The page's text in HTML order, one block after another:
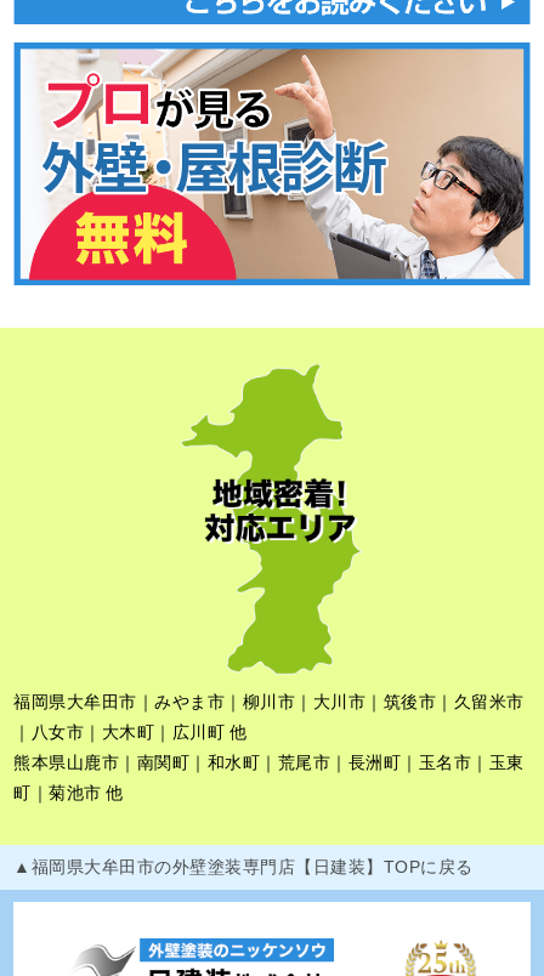
福岡県大牟田市｜みやま市｜柳川市｜大川市｜筑後市｜久留米市
｜八女市｜大木町｜広川町 他
熊本県山鹿市｜南関町｜和水町｜荒尾市｜長洲町｜玉名市｜玉東
町｜菊池市 他
▲福岡県大牟田市の外壁塗装専門店【日建装】TOPに戻る